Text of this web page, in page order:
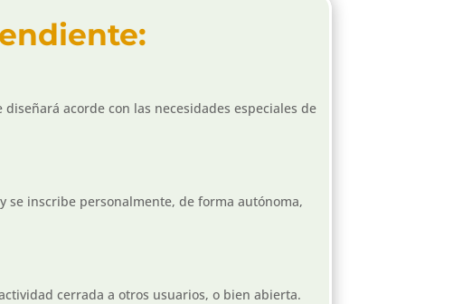
acorde con las necesidades especiales de
se inscribe personalmente, de forma autónoma,
cerrada a otros usuarios, o bien abierta.